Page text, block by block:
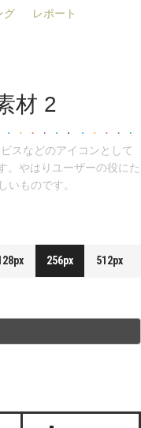
グ
レポート
材 2
スなどのアイコンとして
。やはりユーザーの役にた
いものです。
256px 512px